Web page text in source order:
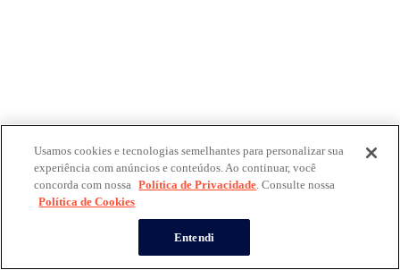
Usamos cookies e tecnologias semelhantes para personalizar sua
experiência com anúncios e conteúdos. Ao continuar, você
concorda com nossa Política de Privacidade. Consulte nossa
Política de Cookies
Entendi